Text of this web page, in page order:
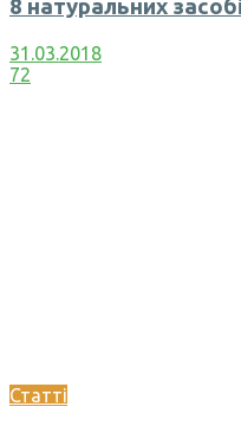
8 натуральних
31.03.2018
72
Статті